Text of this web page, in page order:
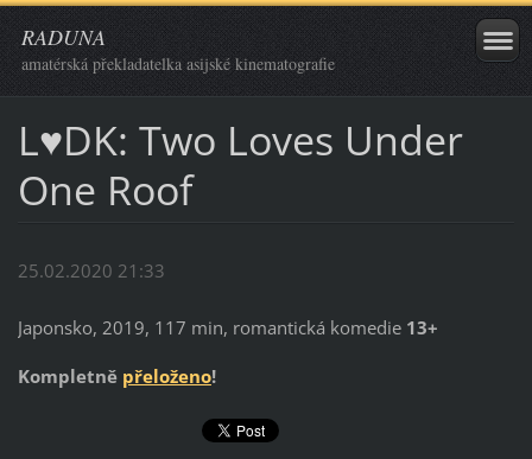
RADUNA
amatérská překladatelka asijské kinematografie
L♥DK: Two Loves Under
One Roof
25.02.2020 21:33
Japonsko, 2019, 117 min, romantická komedie 13+
Kompletně přeloženo!